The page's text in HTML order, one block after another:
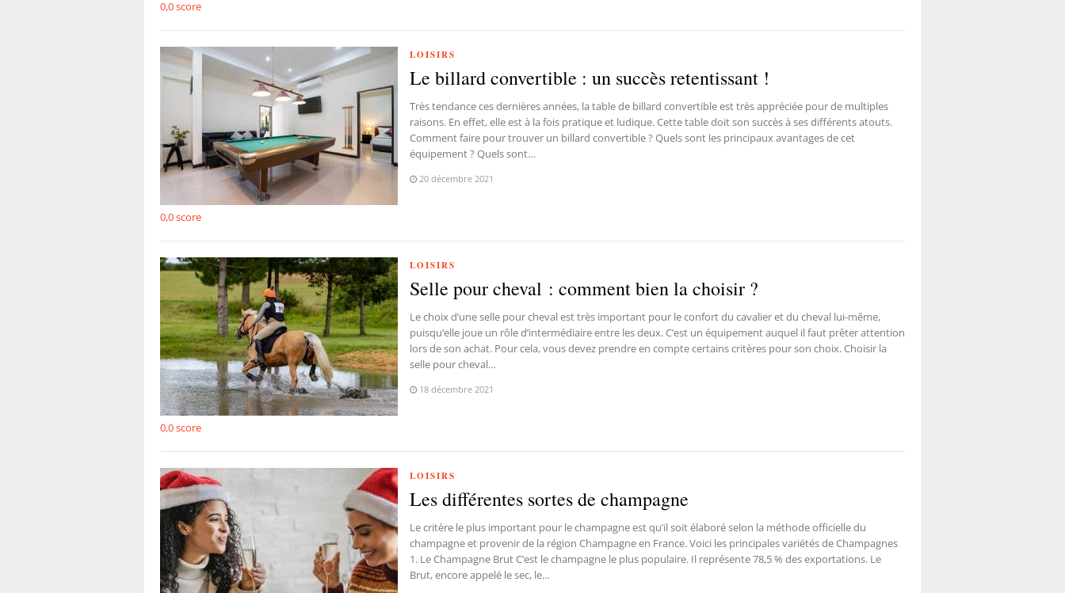
0,0score
0,0score
LOISIRS
Le billard convertible : un succès retentissant !
Très tendance ces dernières années, la table de billard convertible est très appréciée pour de multiples
raisons. En effet, elle est à la fois pratique et ludique. Cette table doit son succès à ses différents atouts.
Comment faire pour trouver un billard convertible ? Quels sont les principaux avantages de cet
équipement ? Quels sont…
20 décembre 2021
0,0score
LOISIRS
Selle pour cheval : comment bien la choisir ?
Le choix d’une selle pour cheval est très important pour le confort du cavalier et du cheval lui-même,
puisqu’elle joue un rôle d’intermédiaire entre les deux. C’est un équipement auquel il faut prêter attention
lors de son achat. Pour cela, vous devez prendre en compte certains critères pour son choix. Choisir la
selle pour cheval…
18 décembre 2021
LOISIRS
Les différentes sortes de champagne
Le critère le plus important pour le champagne est qu’il soit élaboré selon la méthode officielle du
champagne et provenir de la région Champagne en France. Voici les principales variétés de Champagnes
1. Le Champagne Brut C’est le champagne le plus populaire. Il représente 78,5 % des exportations. Le
Brut, encore appelé le sec, le…